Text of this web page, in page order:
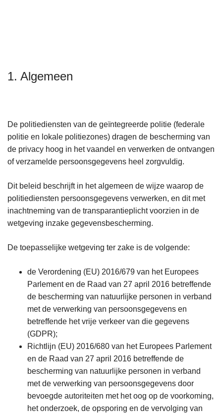
1. Algemeen
De politiediensten van de geïntegreerde politie (federale
politie en lokale politiezones) dragen de bescherming van
de privacy hoog in het vaandel en verwerken de ontvangen
of verzamelde persoonsgegevens heel zorgvuldig.
Dit beleid beschrijft in het algemeen de wijze waarop de
politiediensten persoonsgegevens verwerken, en dit met
inachtneming van de transparantieplicht voorzien in de
wetgeving inzake gegevensbescherming.
De toepasselijke wetgeving ter zake is de volgende:
de Verordening (EU) 2016/679 van het Europees
Parlement en de Raad van 27 april 2016 betreffende
de bescherming van natuurlijke personen in verband
met de verwerking van persoonsgegevens en
betreffende het vrije verkeer van die gegevens
(GDPR);
Richtlijn (EU) 2016/680 van het Europees Parlement
en de Raad van 27 april 2016 betreffende de
bescherming van natuurlijke personen in verband
met de verwerking van persoonsgegevens door
bevoegde autoriteiten met het oog op de voorkoming,
het onderzoek, de opsporing en de vervolging van